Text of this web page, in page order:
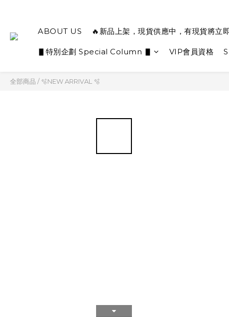
ABOUT US 🔥新品上架，現貨供應中，有現貨將立
▋特別企劃 Special Column ▋ VIP會員資格
全部商品 /🫧NEW ARRIVAL 🫧